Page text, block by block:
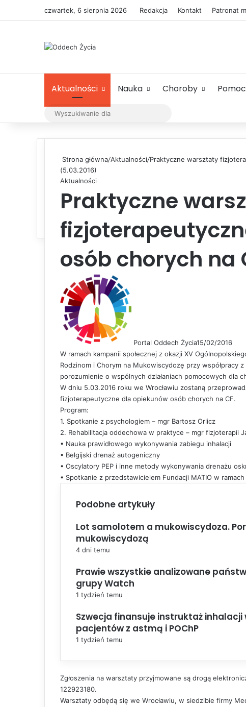
czwartek, 6 sierpnia 2026 Redakcja Kontakt Patronat
Aktualności Nauka Choroby Pomoc
Strona główna/Aktualności/Praktyczne warsztaty
(5.03.2016)
Aktualności
Praktyczne
osób chorych na
Portal Oddech Życia15/02/2016
W ramach kampanii społecznej z okazji XV
Rodzinom i Chorym na Mukowiscydozę przy współpracy
porozumienie o wspólnych działaniach pomocowych dla
W dniu 5.03.2016 roku we Wrocławiu zostaną
fizjoterapeutyczne dla opiekunów osób chorych na CF.
Program:
1. Spotkanie z psychologiem – mgr Bartosz Orlicz
2. Rehabilitacja oddechowa w praktyce – mgr fizjoterapii
• Nauka prawidłowego wykonywania zabiegu inhalacji
• Belgijski drenaż autogeniczny
• Oscylatory PEP i inne metody wykonywania drenażu
• Spotkanie z przedstawicielem Fundacji MATIO w
Podobne artykuły
Lot samolotem a mukowiscydoza.
mukowiscydozą
4 dni temu
Prawie wszystkie analizowane
grupy Watch
1 tydzień temu
Szwecja finansuje instruktaż
pacjentów z astmą i POChP
1 tydzień temu
Zgłoszenia na warsztaty przyjmowane są drogą
122923180.
Warsztaty odbędą się we Wrocławiu, w siedzibie firmy